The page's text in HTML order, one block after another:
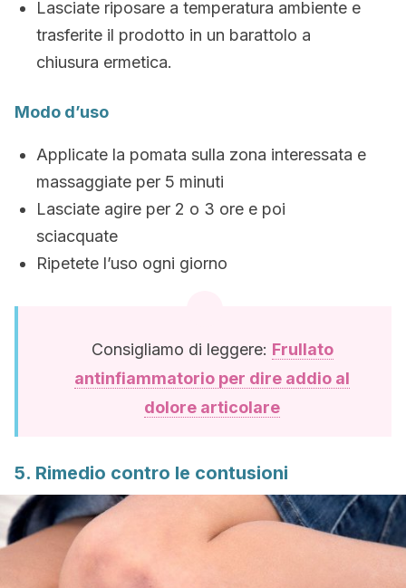
Lasciate riposare a temperatura ambiente e
trasferite il prodotto in un barattolo a
chiusura ermetica.
Modo d’uso
Applicate la pomata sulla zona interessata e
massaggiate per 5 minuti
Lasciate agire per 2 o 3 ore e poi
sciacquate
Ripetete l’uso ogni giorno
Consigliamo di leggere: Frullato
antinfiammatorio per dire addio al
dolore articolare
5. Rimedio contro le contusioni